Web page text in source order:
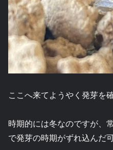
ここへ来てようやく発芽を
時期的には冬なのですが、
で発芽の時期がずれ込んだ